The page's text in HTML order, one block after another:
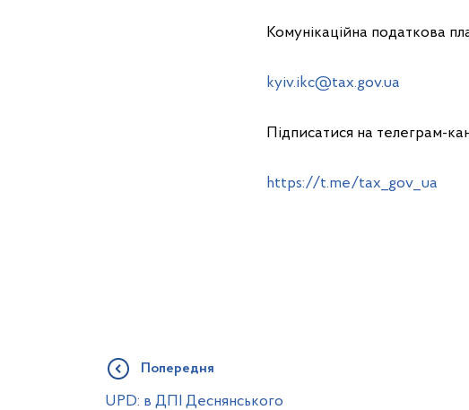
Комунікаційна податкова
kyiv.ikc@tax.gov.ua
Підписатися на телеграм-
https://t.me/tax_gov_ua
Попередня
UPD: в ДПІ Деснянського